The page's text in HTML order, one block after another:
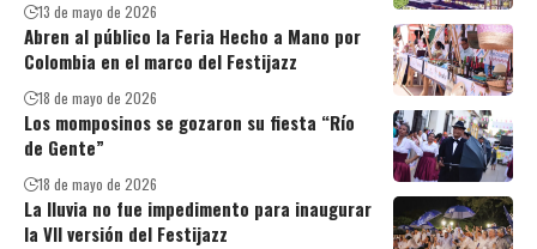
13 de mayo de 2026
Abren al público la Feria Hecho a Mano por
Colombia en el marco del Festijazz
18 de mayo de 2026
Los momposinos se gozaron su fiesta “Río
de Gente”
18 de mayo de 2026
La lluvia no fue impedimento para inaugurar
la VII versión del Festijazz